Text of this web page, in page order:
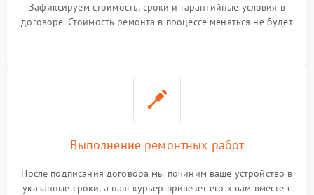
Зафиксируем стоимость, сроки и гарантийные условия в
договоре. Стоимость ремонта в процессе меняться не будет
Выполнение ремонтных работ
После подписания договора мы починим ваше устройство в
указанные сроки, а наш курьер привезет его к вам вместе с